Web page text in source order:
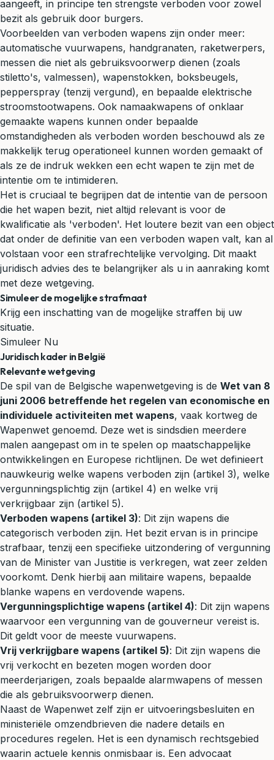
aangeeft, in principe ten strengste verboden voor zowel
bezit als gebruik door burgers.
Voorbeelden van verboden wapens zijn onder meer:
automatische vuurwapens, handgranaten, raketwerpers,
messen die niet als gebruiksvoorwerp dienen (zoals
stiletto's, valmessen), wapenstokken, boksbeugels,
pepperspray (tenzij vergund), en bepaalde elektrische
stroomstootwapens. Ook namaakwapens of onklaar
gemaakte wapens kunnen onder bepaalde
omstandigheden als verboden worden beschouwd als ze
makkelijk terug operationeel kunnen worden gemaakt of
als ze de indruk wekken een echt wapen te zijn met de
intentie om te intimideren.
Het is cruciaal te begrijpen dat de intentie van de persoon
die het wapen bezit, niet altijd relevant is voor de
kwalificatie als 'verboden'. Het loutere bezit van een object
dat onder de definitie van een verboden wapen valt, kan al
volstaan voor een strafrechtelijke vervolging. Dit maakt
juridisch advies des te belangrijker als u in aanraking komt
met deze wetgeving.
Simuleer de mogelijke strafmaat
Krijg een inschatting van de mogelijke straffen bij uw
situatie.
Simuleer Nu
Juridisch kader in België
Relevante wetgeving
De spil van de Belgische wapenwetgeving is de Wet van 8
juni 2006 betreffende het regelen van economische en
individuele activiteiten met wapens, vaak kortweg de
Wapenwet genoemd. Deze wet is sindsdien meerdere
malen aangepast om in te spelen op maatschappelijke
ontwikkelingen en Europese richtlijnen. De wet definieert
nauwkeurig welke wapens verboden zijn (artikel 3), welke
vergunningsplichtig zijn (artikel 4) en welke vrij
verkrijgbaar zijn (artikel 5).
Verboden wapens (artikel 3): Dit zijn wapens die
categorisch verboden zijn. Het bezit ervan is in principe
strafbaar, tenzij een specifieke uitzondering of vergunning
van de Minister van Justitie is verkregen, wat zeer zelden
voorkomt. Denk hierbij aan militaire wapens, bepaalde
blanke wapens en verdovende wapens.
Vergunningsplichtige wapens (artikel 4): Dit zijn wapens
waarvoor een vergunning van de gouverneur vereist is.
Dit geldt voor de meeste vuurwapens.
Vrij verkrijgbare wapens (artikel 5): Dit zijn wapens die
vrij verkocht en bezeten mogen worden door
meerderjarigen, zoals bepaalde alarmwapens of messen
die als gebruiksvoorwerp dienen.
Naast de Wapenwet zelf zijn er uitvoeringsbesluiten en
ministeriële omzendbrieven die nadere details en
procedures regelen. Het is een dynamisch rechtsgebied
waarin actuele kennis onmisbaar is. Een advocaat